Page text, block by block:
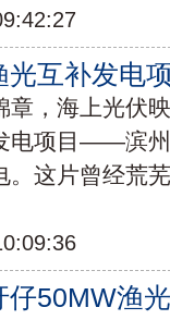
光互补发电
章，海上光伏
电项目——滨
。这片曾经荒
仔50MW渔